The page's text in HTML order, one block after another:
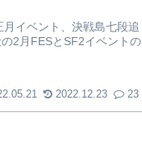
イベント、決戦島七段追
2月FESとSF2イベントの
2022.12.23 23